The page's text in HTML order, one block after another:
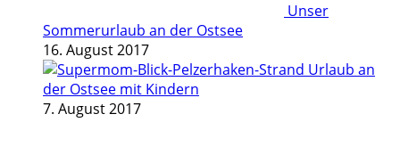
Unser
Sommerurlaub an der Ostsee
16. August 2017
Urlaub an
der Ostsee mit Kindern
7. August 2017